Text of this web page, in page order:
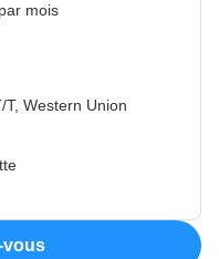
mois
T, Western Union
vous